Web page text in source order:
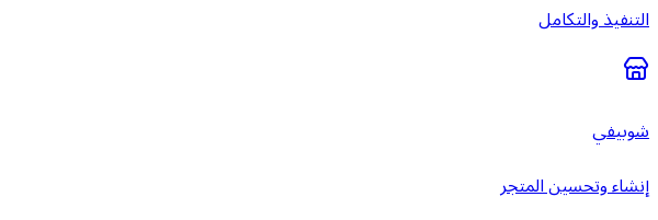
التنفيذ والتكامل
شوبيفي
إنشاء وتحسين المتجر